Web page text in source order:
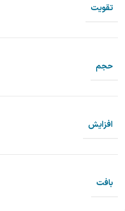
تقویت
حجم
افزایش
بافت